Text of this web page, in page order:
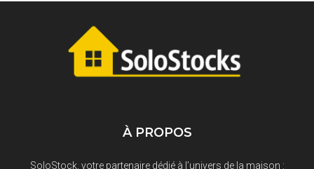
À PROPOS
SoloStock, votre partenaire dédié à l’univers de la maison :